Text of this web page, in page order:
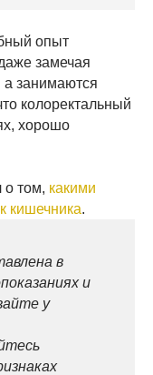
опыт
замечая
а занимаются
колоректальный
хорошо
о том, какими
кишечника.
в
и
у